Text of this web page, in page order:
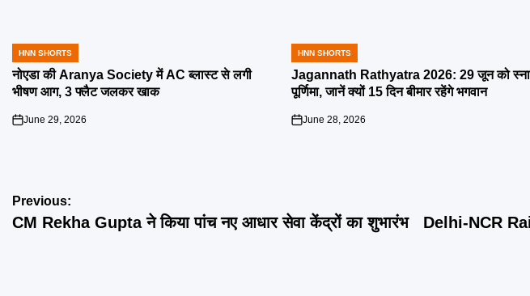
POSTED
IN
HNN SHORTS
नोएडा की Aranya Society में AC ब्लास्ट से लगी
भीषण आग, 3 फ्लैट जलकर खाक
on
June 29, 2026
POSTED
IN
HNN SHORTS
Jagannath Rathyatra 2026: 29 जून को
पूर्णिमा, जानें क्यों 15 दिन बीमार रहेंगे भगवान
on
June 28, 2026
Post
navigation
Previous:
CM Rekha Gupta ने किया पांच नए आधार सेवा केंद्रों का शुभारंभ
Delhi-NCR